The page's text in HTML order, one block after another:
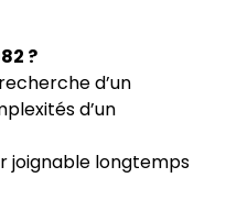
?
d’un
d’un
joignable longtemps